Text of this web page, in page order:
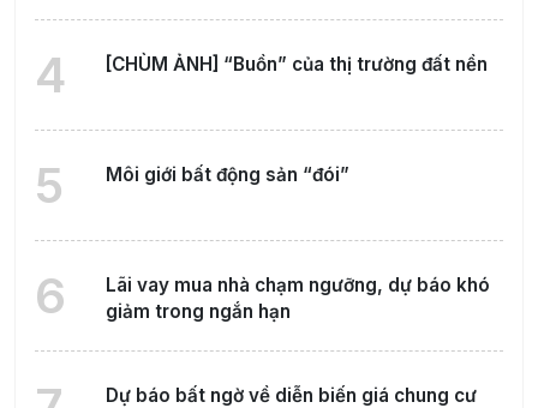
4 [CHÙM ẢNH] “Buồn” của thị trường đất nền
5 Môi giới bất động sản “đói”
6
Lãi vay mua nhà chạm ngưỡng, dự báo khó
giảm trong ngắn hạn
Dự báo bất ngờ về diễn biến giá chung cư